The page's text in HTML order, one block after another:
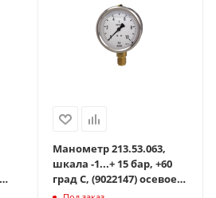
Манометр 213.53.063,
шкала -1...+ 15 бар, +60
град С, (9022147) осевое
G1/4B, с